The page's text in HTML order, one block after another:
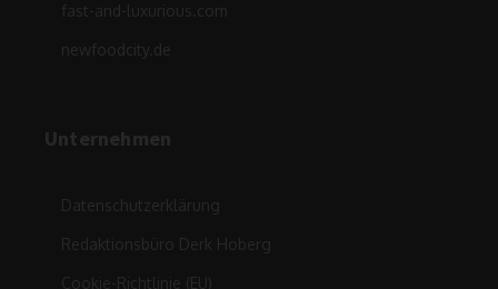
fast-and-luxurious.com
newfoodcity.de
Unternehmen
Datenschutzerklärung
Redaktionsbüro Derk Hoberg
Cookie-Richtlinie (EU)